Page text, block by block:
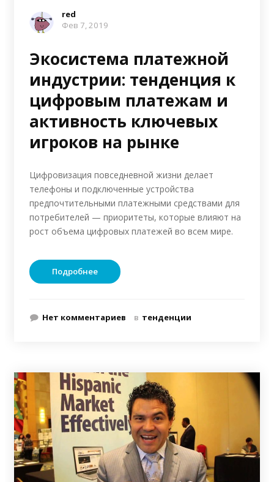
red
Фев 7, 2019
Экосистема платежной
индустрии: тенденция к
цифровым платежам и
активность ключевых
игроков на рынке
Цифровизация повседневной жизни делает
телефоны и подключенные устройства
предпочтительными платежными средствами для
потребителей — приоритеты, которые влияют на
рост объема цифровых платежей во всем мире.
Подробнее
Нет комментариев в тенденции